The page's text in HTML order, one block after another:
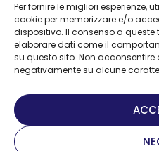
Per fornire le migliori esperienze,
cookie per memorizzare e/o
dispositivo. Il consenso a
elaborare dati come il
su questo sito. Non acconsentire
negativamente su alcune